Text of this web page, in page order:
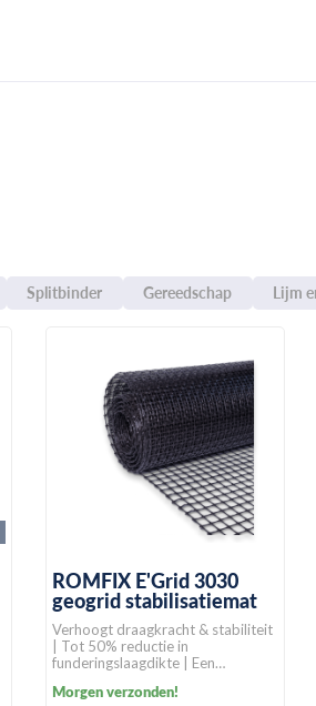
Splitbinder Gereedschap Lijm
ROMFIX E'Grid 3030
geogrid stabilisatiemat
Verhoogt draagkracht & stabiliteit
| Tot 50% reductie in
funderingslaagdikte | Een
natuurlijke gronden
Morgen verzonden!